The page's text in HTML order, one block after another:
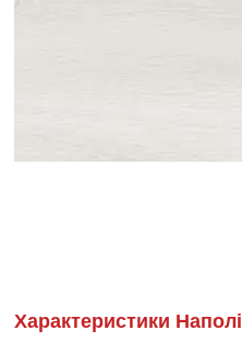
Характеристики Наполі